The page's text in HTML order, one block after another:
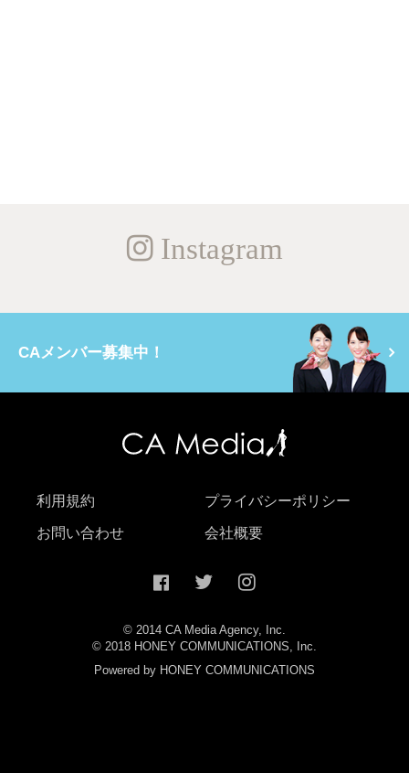
Instagram
CAメンバー募集中！
利用規約 プライバシーポリシー
お問い合わせ 会社概要
© 2014 CA Media Agency, Inc.
© 2018 HONEY COMMUNICATIONS, Inc.
Powered by HONEY COMMUNICATIONS